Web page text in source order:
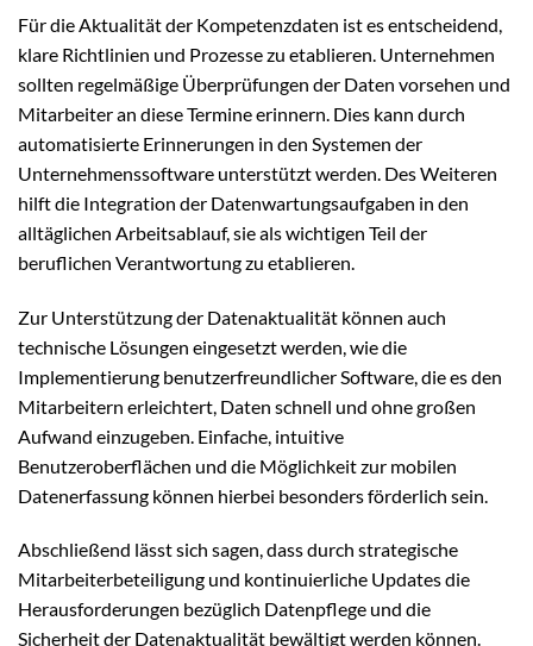
Für die Aktualität der Kompetenzdaten ist es entscheidend,
klare Richtlinien und Prozesse zu etablieren. Unternehmen
sollten regelmäßige Überprüfungen der Daten vorsehen und
Mitarbeiter an diese Termine erinnern. Dies kann durch
automatisierte Erinnerungen in den Systemen der
Unternehmenssoftware unterstützt werden. Des Weiteren
hilft die Integration der Datenwartungsaufgaben in den
alltäglichen Arbeitsablauf, sie als wichtigen Teil der
beruflichen Verantwortung zu etablieren.
Zur Unterstützung der Datenaktualität können auch
technische Lösungen eingesetzt werden, wie die
Implementierung benutzerfreundlicher Software, die es den
Mitarbeitern erleichtert, Daten schnell und ohne großen
Aufwand einzugeben. Einfache, intuitive
Benutzeroberflächen und die Möglichkeit zur mobilen
Datenerfassung können hierbei besonders förderlich sein.
Abschließend lässt sich sagen, dass durch strategische
Mitarbeiterbeteiligung und kontinuierliche Updates die
Herausforderungen bezüglich Datenpflege und die
Sicherheit der Datenaktualität bewältigt werden können.